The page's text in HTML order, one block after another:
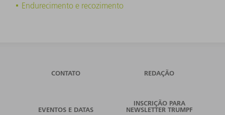
Endurecimento e recozimento
CONTATO REDAÇÃO
EVENTOS E DATAS
INSCRIÇÃO PARA
NEWSLETTER TRUMPF